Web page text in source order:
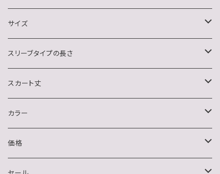
イベント(クリスマス・ハロウィン)
おうちデート
サイズ
S
M
L
XL
2XL
スリーブタイプの長さ
ノースリーブ
半袖
長袖
ハーフスリーブ
スカート丈
ミニ
ミディアム
ロング
カラー
ブラック系
ホワイト系
価格
〜1500円